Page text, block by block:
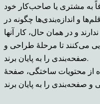
به مشتری یا صاحب‌کار خود
و اندازه‌بندی‌ها چگونه در
و در همان حال، کار آنها
می‌کنند تا مرحلهٔ طراحی و
صفحه‌بندی را به پایان برند.
از محتویات ساختگی، صفحهٔ